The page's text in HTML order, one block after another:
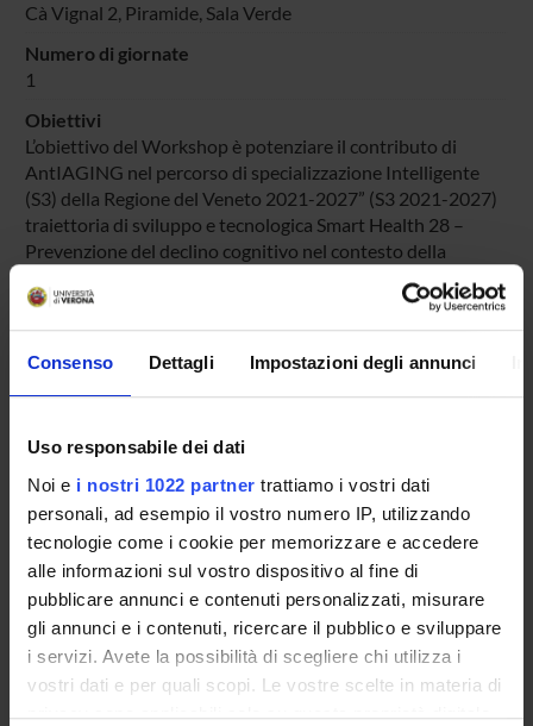
Consenso Dettagli Impostazioni degli annunci
Uso responsabile dei dati
Noi e i nostri 1022 partner trattiamo i vostri dati
personali, ad esempio il vostro numero IP, utilizzando
tecnologie come i cookie per memorizzare e accedere
alle informazioni sul vostro dispositivo al fine di
pubblicare annunci e contenuti personalizzati, misurare
gli annunci e i contenuti, ricercare il pubblico e sviluppare
i servizi. Avete la possibilità di scegliere chi utilizza i
vostri dati e per quali scopi. Le vostre scelte in materia di
privacy sono applicabili solo su questa proprietà digitale
Cà Vignal 2, Piramide, Sala Verde
Numero di giornate
1
Obiettivi
L’obiettivo del Workshop è potenziare il contributo di
AntIAGING nel percorso di specializzazione Intelligente
(S3) della Regione del Veneto 2021-2027” (S3 2021-2027)
traiettoria di sviluppo e tecnologica Smart Health 28 –
Prevenzione del declino cognitivo nel contesto della
missione strategica Space Economy con tecnologia
abilitante Intelligenza Artificiale stimolando la
partecipazione di altre realtà imprenditoriali del territorio
ma anche a livello inter-regionale e nazionale, attraverso
EB NEURO S.p.a.
Aree scientifiche coinvolte
AREA MIN. 09 - Ingegneria industriale e dell'informazione
Categoria prevalente
Organizzazione di iniziative di valorizzazione,
consultazione e condivisione della ricerca: Organizzazione
di iniziative di valorizzazione, consultazione e condivisione
della ricerca